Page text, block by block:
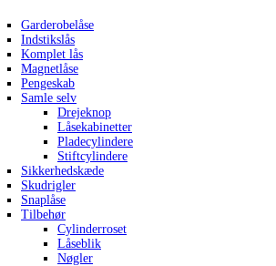
Garderobelåse
Indstikslås
Komplet lås
Magnetlåse
Pengeskab
Samle selv
Drejeknop
Låsekabinetter
Pladecylindere
Stiftcylindere
Sikkerhedskæde
Skudrigler
Snaplåse
Tilbehør
Cylinderroset
Låseblik
Nøgler